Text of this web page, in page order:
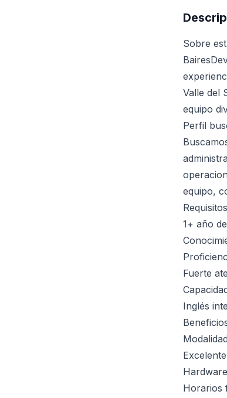
Sobre
Valle del
equipo
Perfil
equipo,
1+ año
Fuerte
Inglés
Horarios